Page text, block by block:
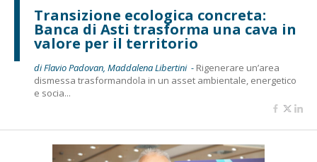
Transizione ecologica concreta:
Banca di Asti trasforma una cava in
valore per il territorio
di Flavio Padovan, Maddalena Libertini - Rigenerare un’area
dismessa trasformandola in un asset ambientale, energetico
e socia...